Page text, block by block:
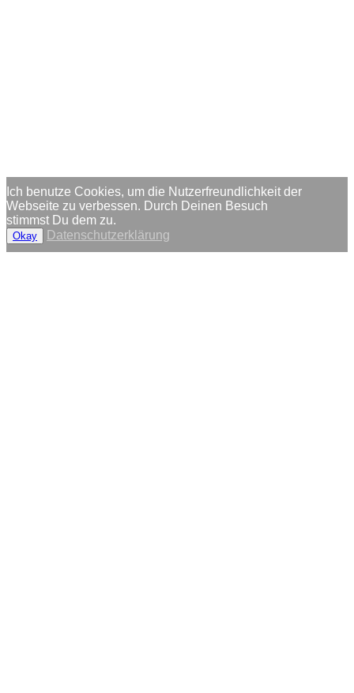
Ich benutze Cookies, um die Nutzerfreundlichkeit der
Webseite zu verbessen. Durch Deinen Besuch
stimmst Du dem zu.
Okay Datenschutzerklärung